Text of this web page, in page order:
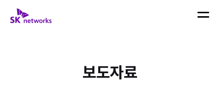
SK 네트웍스 로고 메뉴 열기
보도자료